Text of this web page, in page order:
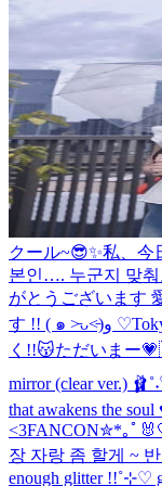
クール~😎✨私、今
본인…. 누군지 맞춰
がとうございます
す !! ( ๑ ˃̵ᴗ˂̵)و ♡
く!!😽ただいまー💗
mirror (clear ver.)
that awakens the soul
<3FANCON✮*｡ﾟ
장 자랑 좀 할게 ~
enough glitter !!˚⊹♡